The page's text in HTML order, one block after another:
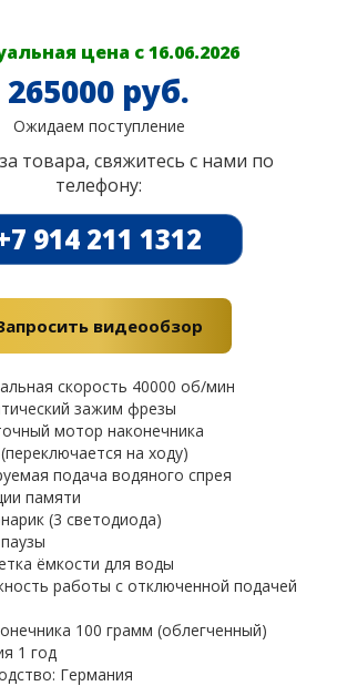
цена с 16.06.2026
265000 руб.
Ожидаем поступление
товара, свяжитесь с нами по
телефону:
914 211 1312
видеообзор
скорость 40000 об/мин
зажим фрезы
мотор наконечника
на ходу)
подача водяного спрея
памяти
(3 светодиода)
ёмкости для воды
работы с отключенной подачей
100 грамм (облегченный)
1 год
Германия